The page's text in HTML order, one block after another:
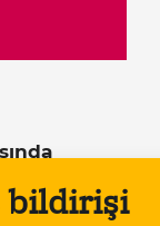
bildirişi